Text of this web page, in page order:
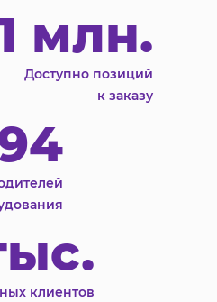
млн.
Доступно позиций
к заказу
клиентов